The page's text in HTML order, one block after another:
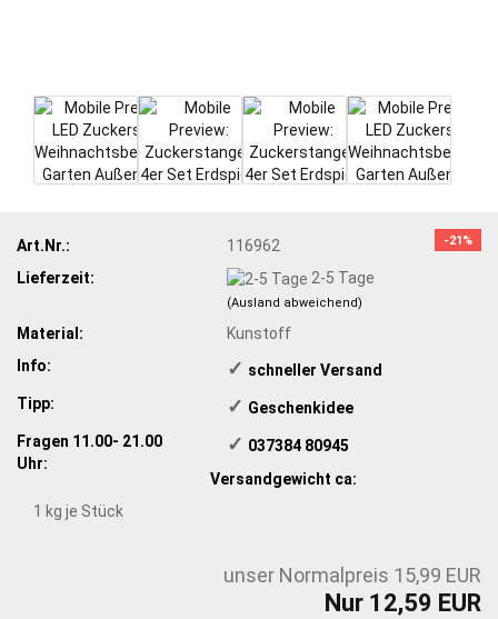
-21%
Art.Nr.:
116962
Lieferzeit:
2-5 Tage
(Ausland abweichend)
Material:
Kunstoff
Info:
✓ ​schneller Versand
Tipp:
✓ ​Geschenkidee
Fragen 11.00- 21.00
Uhr:
✓ ​ 037384 80945
Versandgewicht ca:
1 kg je Stück
unser Normalpreis 15,99 EUR
Nur 12,59 EUR